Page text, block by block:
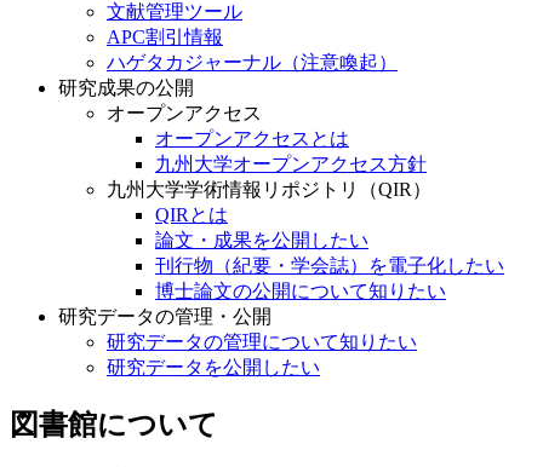
文献管理ツール
APC割引情報
ハゲタカジャーナル（注意喚起）
研究成果の公開
オープンアクセス
オープンアクセスとは
九州大学オープンアクセス方針
九州大学学術情報リポジトリ（QIR）
QIRとは
論文・成果を公開したい
刊行物（紀要・学会誌）を電子化したい
博士論文の公開について知りたい
研究データの管理・公開
研究データの管理について知りたい
研究データを公開したい
図書館について